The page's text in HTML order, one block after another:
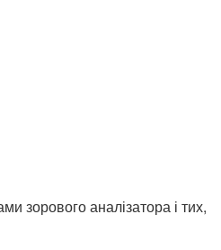
зорового аналізатора і тих,